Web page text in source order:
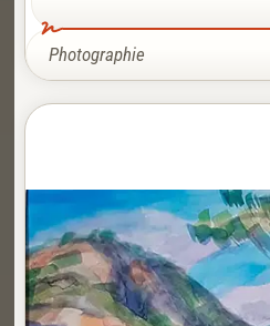
Photographie